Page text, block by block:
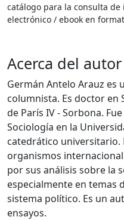
catálogo para la consulta
electrónico / ebook en
Acerca del autor
Germán Antelo Arauz es
columnista. Es doctor en
de París IV - Sorbona.
Sociología en la
catedrático universitario.
organismos
por sus análisis sobre la
especialmente en temas
sistema político. Es un
ensayos.